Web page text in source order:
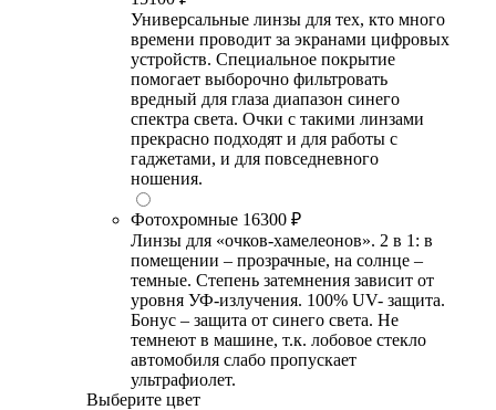
Универсальные линзы для тех, кто много
времени проводит за экранами цифровых
устройств. Специальное покрытие
помогает выборочно фильтровать
вредный для глаза диапазон синего
спектра света. Очки с такими линзами
прекрасно подходят и для работы с
гаджетами, и для повседневного
ношения.
Фотохромные 16300 ₽
Линзы для «очков-хамелеонов». 2 в 1: в
помещении – прозрачные, на солнце –
темные. Степень затемнения зависит от
уровня УФ-излучения. 100% UV- защита.
Бонус – защита от синего света. Не
темнеют в машине, т.к. лобовое стекло
автомобиля слабо пропускает
ультрафиолет.
Выберите цвет